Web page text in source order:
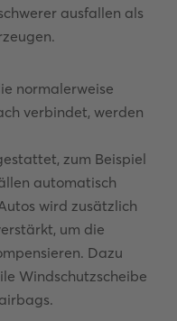
ausfallen als
normalerweise
verbindet, werden
zum Beispiel
automatisch
wird zusätzlich
um die
Dazu
Windschutzscheibe